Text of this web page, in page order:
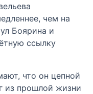
чем на
Боярина и
ссылку
что он цепной
из прошлой жизни